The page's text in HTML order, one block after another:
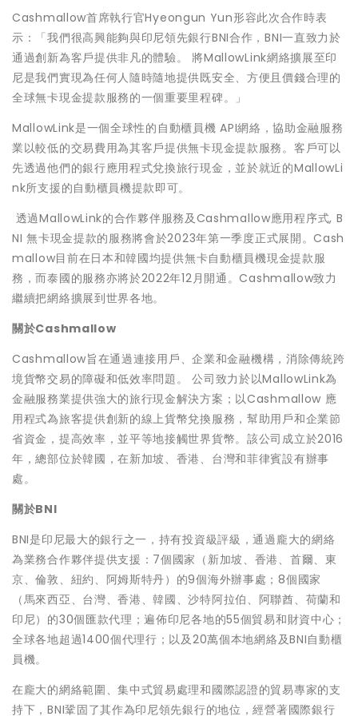
Cashmallow首席執行官Hyeongun Yun形容此次合作時表
示：「我們很高興能夠與印尼領先銀行BNI合作，BNI一直致力於
通過創新為客戶提供非凡的體驗。 將MallowLink網絡擴展至印
尼是我們實現為任何人隨時隨地提供既安全、方便且價錢合理的
全球無卡現金提款服務的一個重要里程碑。」
MallowLink是一個全球性的自動櫃員機 API網絡，協助金融服務
業以較低的交易費用為其客戶提供無卡現金提款服務。客戶可以
先透過他們的銀行應用程式兌換旅行現金，並於就近的MallowLi
nk所支援的自動櫃員機提款即可。
透過MallowLink的合作夥伴服務及Cashmallow應用程序式, B
NI 無卡現金提款的服務將會於2023年第一季度正式展開。Cash
mallow目前在日本和韓國均提供無卡自動櫃員機現金提款服
務，而泰國的服務亦將於2022年12月開通。Cashmallow致力
繼續把網絡擴展到世界各地。
關於Cashmallow
Cashmallow旨在通過連接用戶、企業和金融機構，消除傳統跨
境貨幣交易的障礙和低效率問題。 公司致力於以MallowLink為
金融服務業提供強大的旅行現金解決方案；以Cashmallow 應
用程式為旅客提供創新的線上貨幣兌換服務，幫助用戶和企業節
省資金，提高效率，並平等地接觸世界貨幣。該公司成立於2016
年，總部位於韓國，在新加坡、香港、台灣和菲律賓設有辦事
處。
關於BNI
BNI是印尼最大的銀行之一，持有投資級評級，通過龐大的網絡
為業務合作夥伴提供支援：7個國家（新加坡、香港、首爾、東
京、倫敦、紐約、阿姆斯特丹）的9個海外辦事處；8個國家
（馬來西亞、台灣、香港、韓國、沙特阿拉伯、阿聯酋、荷蘭和
印尼）的30個匯款代理；遍佈印尼各地的55個貿易和財資中心；
全球各地超過1400個代理行；以及20萬個本地網絡及BNI自動櫃
員機。
在龐大的網絡範圍、集中式貿易處理和國際認證的貿易專家的支
持下，BNI鞏固了其作為印尼領先銀行的地位，經營著國際銀行